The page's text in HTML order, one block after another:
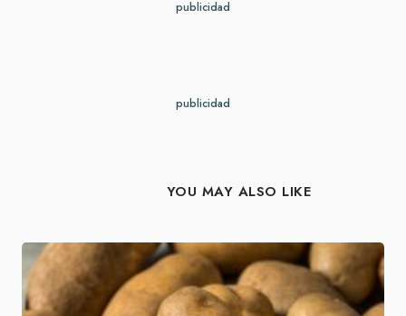
publicidad
publicidad
YOU MAY ALSO LIKE